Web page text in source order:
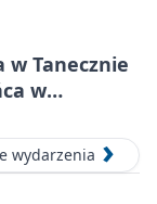
w Tanecznie
w
wydarzenia